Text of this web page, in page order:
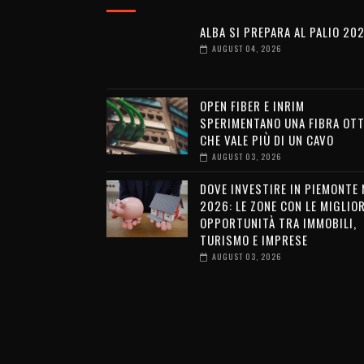
ALBA SI PREPARA AL PALIO
AUGUST 04, 2026
OPEN FIBER E INRIM
SPERIMENTANO UNA FIBRA
CHE VALE PIÙ DI UN CAVO
AUGUST 03, 2026
DOVE INVESTIRE IN PIEMONTE
2026: LE ZONE CON LE
OPPORTUNITÀ TRA IMMOBILI,
TURISMO E IMPRESE
AUGUST 03, 2026